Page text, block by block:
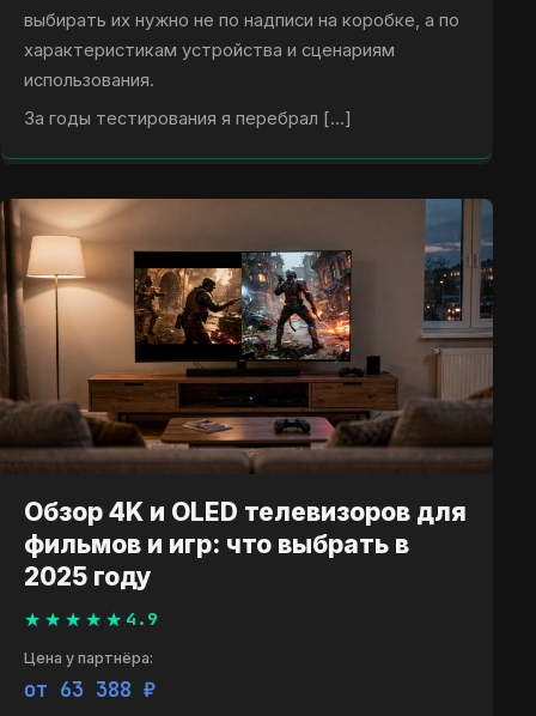
выбирать их нужно не по надписи на коробке, а по
характеристикам устройства и сценариям
использования.
За годы тестирования я перебрал […]
Обзор 4K и OLED телевизоров для
фильмов и игр: что выбрать в
2025 году
4.9
Цена у партнёра:
от 63 598 ₽